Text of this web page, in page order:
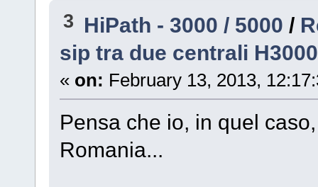
3 HiPath - 3000 / 5000 /
sip tra due centrali H3000
« on: February 13, 2013,
Pensa che io, in quel
Romania...